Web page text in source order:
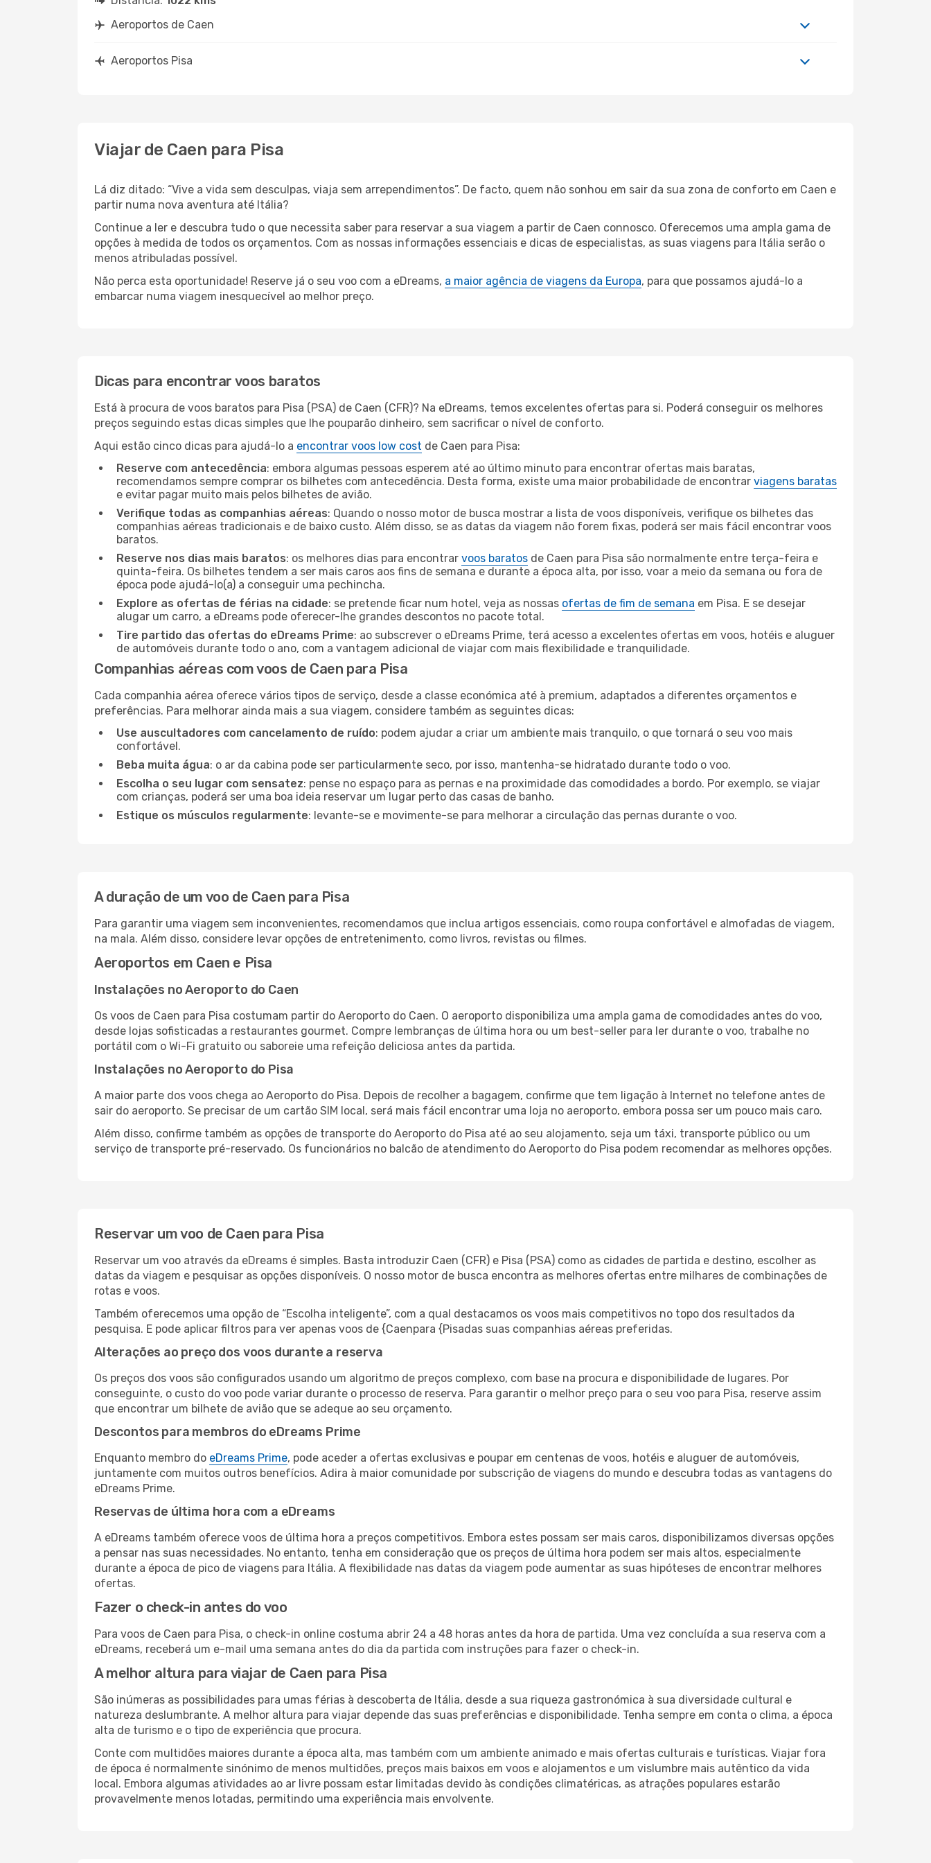
Aeroportos de Caen
Aeroportos Pisa
Viajar de Caen para Pisa
Lá diz ditado: “Vive a vida sem desculpas, viaja sem arrependimentos”. De facto, quem não sonhou em sair da sua zona de conforto em Caen e
partir numa nova aventura até Itália?
Continue a ler e descubra tudo o que necessita saber para reservar a sua viagem a partir de Caen connosco. Oferecemos uma ampla gama de
opções à medida de todos os orçamentos. Com as nossas informações essenciais e dicas de especialistas, as suas viagens para Itália serão o
menos atribuladas possível.
Não perca esta oportunidade! Reserve já o seu voo com a eDreams, a maior agência de viagens da Europa, para que possamos ajudá-lo a
embarcar numa viagem inesquecível ao melhor preço.
Dicas para encontrar voos baratos
Está à procura de voos baratos para Pisa (PSA) de Caen (CFR)? Na eDreams, temos excelentes ofertas para si. Poderá conseguir os melhores
preços seguindo estas dicas simples que lhe pouparão dinheiro, sem sacrificar o nível de conforto.
Aqui estão cinco dicas para ajudá-lo a encontrar voos low cost de Caen para Pisa:
Reserve com antecedência: embora algumas pessoas esperem até ao último minuto para encontrar ofertas mais baratas,
recomendamos sempre comprar os bilhetes com antecedência. Desta forma, existe uma maior probabilidade de encontrar viagens baratas
e evitar pagar muito mais pelos bilhetes de avião.
Verifique todas as companhias aéreas: Quando o nosso motor de busca mostrar a lista de voos disponíveis, verifique os bilhetes das
companhias aéreas tradicionais e de baixo custo. Além disso, se as datas da viagem não forem fixas, poderá ser mais fácil encontrar voos
baratos.
Reserve nos dias mais baratos: os melhores dias para encontrar voos baratos de Caen para Pisa são normalmente entre terça-feira e
quinta-feira. Os bilhetes tendem a ser mais caros aos fins de semana e durante a época alta, por isso, voar a meio da semana ou fora de
época pode ajudá-lo(a) a conseguir uma pechincha.
Explore as ofertas de férias na cidade: se pretende ficar num hotel, veja as nossas ofertas de fim de semana em Pisa. E se desejar
alugar um carro, a eDreams pode oferecer-lhe grandes descontos no pacote total.
Tire partido das ofertas do eDreams Prime: ao subscrever o eDreams Prime, terá acesso a excelentes ofertas em voos, hotéis e aluguer
de automóveis durante todo o ano, com a vantagem adicional de viajar com mais flexibilidade e tranquilidade.
Companhias aéreas com voos de Caen para Pisa
Cada companhia aérea oferece vários tipos de serviço, desde a classe económica até à premium, adaptados a diferentes orçamentos e
preferências. Para melhorar ainda mais a sua viagem, considere também as seguintes dicas:
Use auscultadores com cancelamento de ruído: podem ajudar a criar um ambiente mais tranquilo, o que tornará o seu voo mais
confortável.
Beba muita água: o ar da cabina pode ser particularmente seco, por isso, mantenha-se hidratado durante todo o voo.
Escolha o seu lugar com sensatez: pense no espaço para as pernas e na proximidade das comodidades a bordo. Por exemplo, se viajar
com crianças, poderá ser uma boa ideia reservar um lugar perto das casas de banho.
Estique os músculos regularmente: levante-se e movimente-se para melhorar a circulação das pernas durante o voo.
A duração de um voo de Caen para Pisa
Para garantir uma viagem sem inconvenientes, recomendamos que inclua artigos essenciais, como roupa confortável e almofadas de viagem,
na mala. Além disso, considere levar opções de entretenimento, como livros, revistas ou filmes.
Aeroportos em Caen e Pisa
Instalações no Aeroporto do Caen
Os voos de Caen para Pisa costumam partir do Aeroporto do Caen. O aeroporto disponibiliza uma ampla gama de comodidades antes do voo,
desde lojas sofisticadas a restaurantes gourmet. Compre lembranças de última hora ou um best-seller para ler durante o voo, trabalhe no
portátil com o Wi-Fi gratuito ou saboreie uma refeição deliciosa antes da partida.
Instalações no Aeroporto do Pisa
A maior parte dos voos chega ao Aeroporto do Pisa. Depois de recolher a bagagem, confirme que tem ligação à Internet no telefone antes de
sair do aeroporto. Se precisar de um cartão SIM local, será mais fácil encontrar uma loja no aeroporto, embora possa ser um pouco mais caro.
Além disso, confirme também as opções de transporte do Aeroporto do Pisa até ao seu alojamento, seja um táxi, transporte público ou um
serviço de transporte pré-reservado. Os funcionários no balcão de atendimento do Aeroporto do Pisa podem recomendar as melhores opções.
Reservar um voo de Caen para Pisa
Reservar um voo através da eDreams é simples. Basta introduzir Caen (CFR) e Pisa (PSA) como as cidades de partida e destino, escolher as
datas da viagem e pesquisar as opções disponíveis. O nosso motor de busca encontra as melhores ofertas entre milhares de combinações de
rotas e voos.
Também oferecemos uma opção de “Escolha inteligente”, com a qual destacamos os voos mais competitivos no topo dos resultados da
pesquisa. E pode aplicar filtros para ver apenas voos de {Caenpara {Pisadas suas companhias aéreas preferidas.
Alterações ao preço dos voos durante a reserva
Os preços dos voos são configurados usando um algoritmo de preços complexo, com base na procura e disponibilidade de lugares. Por
conseguinte, o custo do voo pode variar durante o processo de reserva. Para garantir o melhor preço para o seu voo para Pisa, reserve assim
que encontrar um bilhete de avião que se adeque ao seu orçamento.
Descontos para membros do eDreams Prime
Enquanto membro do eDreams Prime, pode aceder a ofertas exclusivas e poupar em centenas de voos, hotéis e aluguer de automóveis,
juntamente com muitos outros benefícios. Adira à maior comunidade por subscrição de viagens do mundo e descubra todas as vantagens do
eDreams Prime.
Reservas de última hora com a eDreams
A eDreams também oferece voos de última hora a preços competitivos. Embora estes possam ser mais caros, disponibilizamos diversas opções
a pensar nas suas necessidades. No entanto, tenha em consideração que os preços de última hora podem ser mais altos, especialmente
durante a época de pico de viagens para Itália. A flexibilidade nas datas da viagem pode aumentar as suas hipóteses de encontrar melhores
ofertas.
Fazer o check-in antes do voo
Para voos de Caen para Pisa, o check-in online costuma abrir 24 a 48 horas antes da hora de partida. Uma vez concluída a sua reserva com a
eDreams, receberá um e-mail uma semana antes do dia da partida com instruções para fazer o check-in.
A melhor altura para viajar de Caen para Pisa
São inúmeras as possibilidades para umas férias à descoberta de Itália, desde a sua riqueza gastronómica à sua diversidade cultural e
natureza deslumbrante. A melhor altura para viajar depende das suas preferências e disponibilidade. Tenha sempre em conta o clima, a época
alta de turismo e o tipo de experiência que procura.
Conte com multidões maiores durante a época alta, mas também com um ambiente animado e mais ofertas culturais e turísticas. Viajar fora
de época é normalmente sinónimo de menos multidões, preços mais baixos em voos e alojamentos e um vislumbre mais autêntico da vida
local. Embora algumas atividades ao ar livre possam estar limitadas devido às condições climatéricas, as atrações populares estarão
provavelmente menos lotadas, permitindo uma experiência mais envolvente.